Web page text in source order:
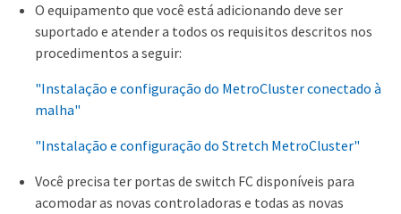
O equipamento que você está adicionando deve ser
suportado e atender a todos os requisitos descritos nos
procedimentos a seguir:
"Instalação e configuração do MetroCluster conectado à
malha"
"Instalação e configuração do Stretch MetroCluster"
Você precisa ter portas de switch FC disponíveis para
acomodar as novas controladoras e todas as novas